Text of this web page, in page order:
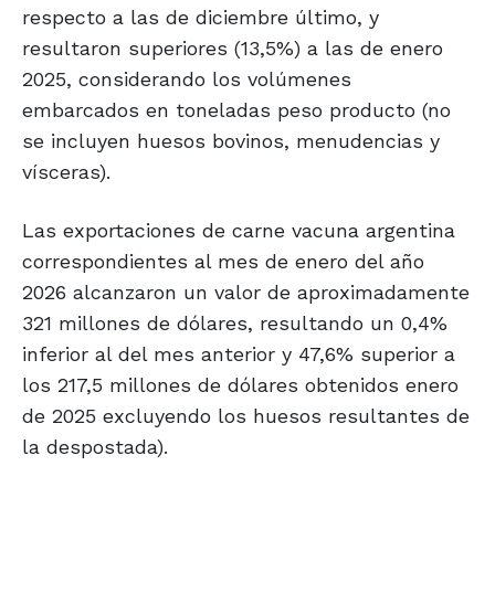
respecto a las de diciembre último, y
resultaron superiores (13,5%) a las de enero
2025, considerando los volúmenes
embarcados en toneladas peso producto (no
se incluyen huesos bovinos, menudencias y
vísceras).
Las exportaciones de carne vacuna argentina
correspondientes al mes de enero del año
2026 alcanzaron un valor de aproximadamente
321 millones de dólares, resultando un 0,4%
inferior al del mes anterior y 47,6% superior a
los 217,5 millones de dólares obtenidos enero
de 2025 excluyendo los huesos resultantes de
la despostada).